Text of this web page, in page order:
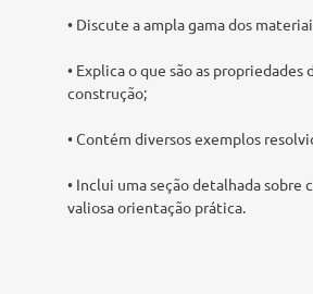
• Discute a ampla gama dos
• Explica o que são as
construção;
• Contém diversos exemplos
• Inclui uma seção detalhada
valiosa orientação prática.